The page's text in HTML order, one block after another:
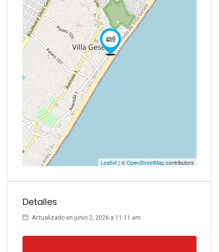
Leaflet | ©OpenStreetMapcontributors
Detalles
Actualizado en junio 2, 2026 a 11:11 am